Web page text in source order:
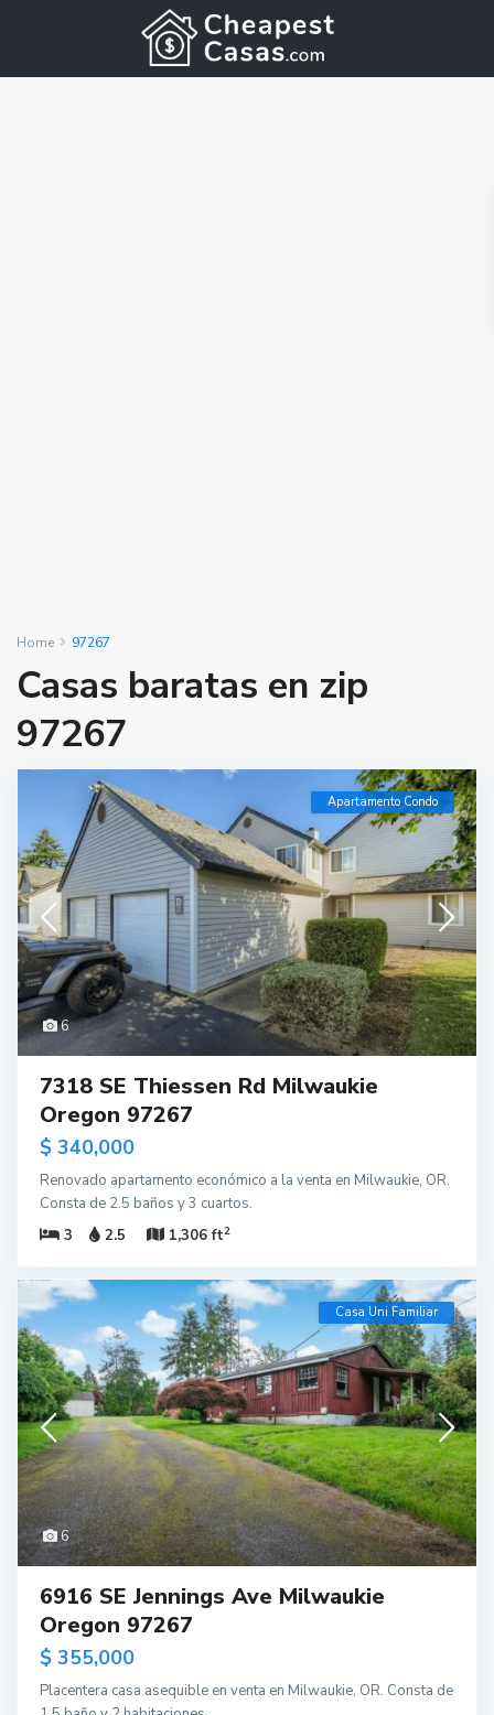
Home 97267
Casas baratas en zip
97267
6
Apartamento Condo
7318 SE Thiessen Rd Milwaukie
Oregon 97267
$ 340,000
Renovado apartamento económico a la venta en Milwaukie, OR.
Consta de 2.5 baños y 3 cuartos.
3
2.5 1,306 ft2
6
Casa Uni Familiar
6916 SE Jennings Ave Milwaukie
Oregon 97267
$ 355,000
Placentera casa asequible en venta en Milwaukie, OR. Consta de